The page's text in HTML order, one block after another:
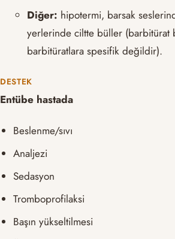
Diğer: hipotermi, barsak
yerlerinde ciltte büller (barbitürat
barbitüratlara spesifik değildir).
DESTEK
Entübe hastada
Beslenme/sıvı
Analjezi
Sedasyon
Tromboprofilaksi
Başın yükseltilmesi